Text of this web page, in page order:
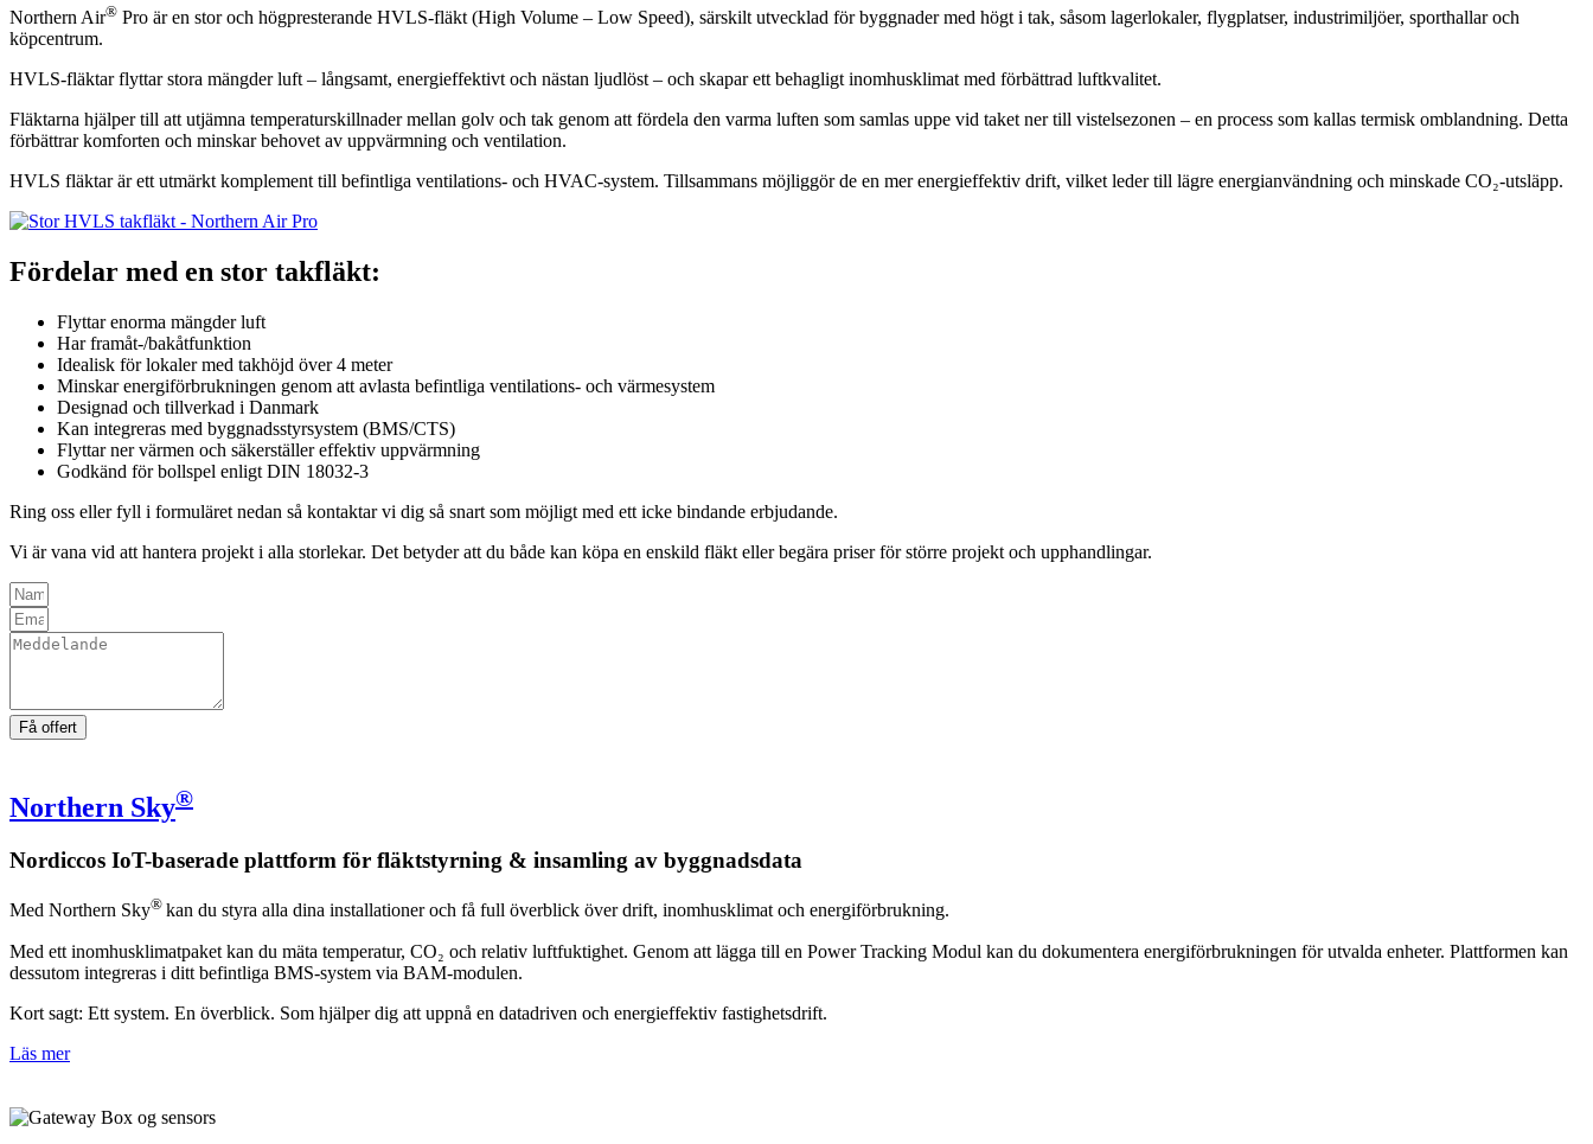
Northern Air® Pro är en stor och högpresterande HVLS-fläkt (High Volume – Low Speed), särskilt utvecklad för byggnader med högt i tak, såsom lagerlokaler, flygplatser, industrimiljöer, sporthallar och
köpcentrum.
HVLS-fläktar flyttar stora mängder luft – långsamt, energieffektivt och nästan ljudlöst – och skapar ett behagligt inomhusklimat med förbättrad luftkvalitet.
Fläktarna hjälper till att utjämna temperatur­skillnader mellan golv och tak genom att fördela den varma luften som samlas uppe vid taket ner till vistelsezonen – en process som kallas termisk omblandning. Detta
förbättrar komforten och minskar behovet av uppvärmning och ventilation.
HVLS fläktar är ett utmärkt komplement till befintliga ventilations- och HVAC-system. Tillsammans möjliggör de en mer energieffektiv drift, vilket leder till lägre energianvändning och minskade CO₂-utsläpp.
Fördelar med en stor takfläkt:
Flyttar enorma mängder luft
Har framåt-/bakåtfunktion
Idealisk för lokaler med takhöjd över 4 meter
Minskar energiförbrukningen genom att avlasta befintliga ventilations- och värmesystem
Designad och tillverkad i Danmark
Kan integreras med byggnadsstyrsystem (BMS/CTS)
Flyttar ner värmen och säkerställer effektiv uppvärmning
Godkänd för bollspel enligt DIN 18032-3
Ring oss eller fyll i formuläret nedan så kontaktar vi dig så snart som möjligt med ett icke bindande erbjudande.
Vi är vana vid att hantera projekt i alla storlekar. Det betyder att du både kan köpa en enskild fläkt eller begära priser för större projekt och upphandlingar.
Få offert
Northern Sky®
Nordiccos IoT-baserade plattform för fläktstyrning & insamling av byggnadsdata
Med Northern Sky® kan du styra alla dina installationer och få full överblick över drift, inomhusklimat och energiförbrukning.
Med ett inomhusklimatpaket kan du mäta temperatur, CO₂ och relativ luftfuktighet. Genom att lägga till en Power Tracking Modul kan du dokumentera energiförbrukningen för utvalda enheter. Plattformen kan
dessutom integreras i ditt befintliga BMS-system via BAM-modulen.
Kort sagt: Ett system. En överblick. Som hjälper dig att uppnå en datadriven och energieffektiv fastighetsdrift.
Läs mer